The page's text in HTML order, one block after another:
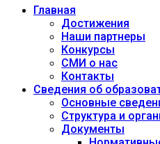
Главная
Достижения
Наши партнеры
Конкурсы
СМИ о нас
Контакты
Сведения об
Основные
Структура и
Документы